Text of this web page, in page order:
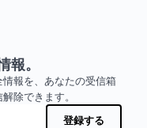
報。
報を、あなたの受信箱
除できます。
登録する